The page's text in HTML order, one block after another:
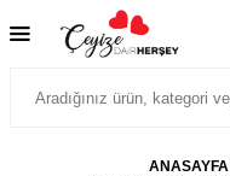
ANASAYFA